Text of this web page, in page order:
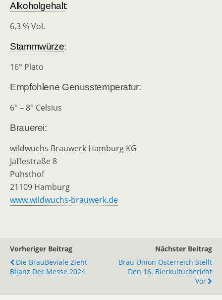
Alkoholgehalt:
6,3 % Vol.
Stammwürze:
16° Plato
Empfohlene Genusstemperatur:
6° – 8° Celsius
Brauerei:
wildwuchs Brauwerk Hamburg KG
Jaffestraße 8
Puhsthof
21109 Hamburg
www.wildwuchs-brauwerk.de
Vorheriger Beitrag
Die BrauBeviale Zieht
Bilanz Der Messe 2024
Nächster Beitrag
Brau Union Österreich Stellt
Den 16. Bierkulturbericht
Vor